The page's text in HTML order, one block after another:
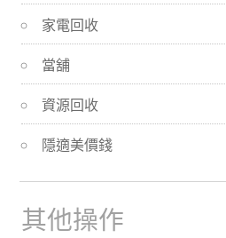
家電回收
當舖
資源回收
隱適美價錢
其他操作